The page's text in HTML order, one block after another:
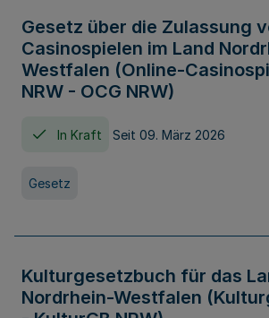
Gesetz über die Zulassung
Casinospielen im Land
Westfalen (Online-
NRW - OCG NRW)
In Kraft Seit 09. März 2026
Gesetz
Kulturgesetzbuch für das
Nordrhein-Westfalen